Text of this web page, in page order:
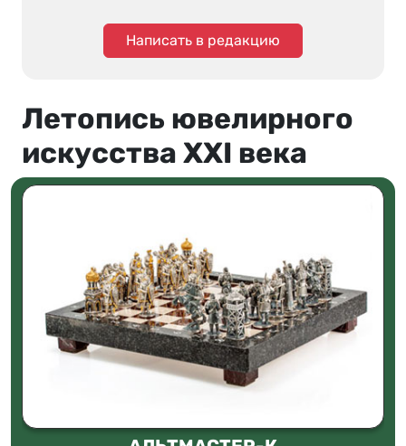
Написать в редакцию
Летопись ювелирного
искусства XXI века